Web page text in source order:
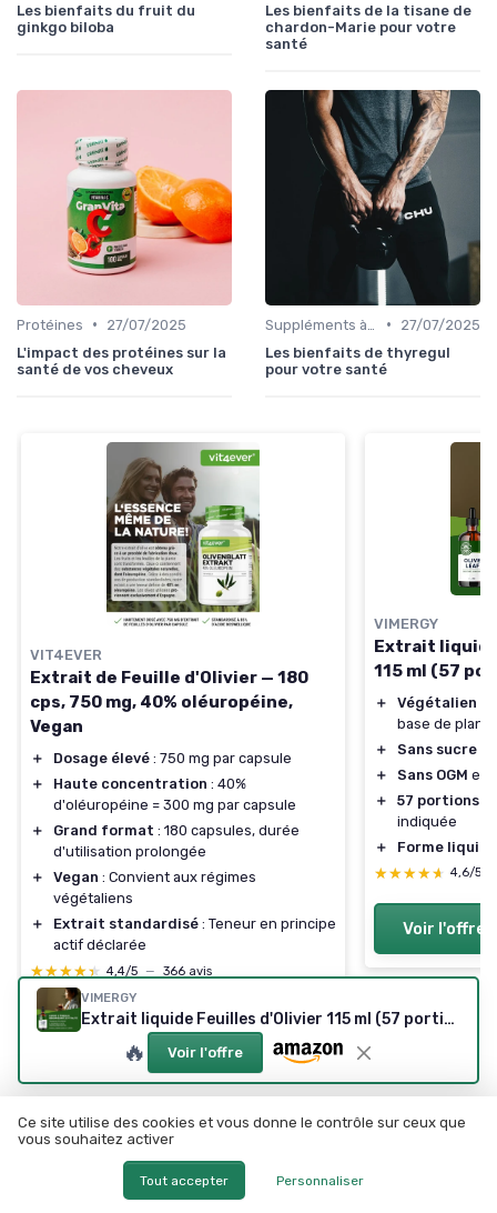
Les bienfaits du fruit du
ginkgo biloba
Les bienfaits de la tisane de
chardon-Marie pour votre
santé
Protéines •
27/07/2025
L'impact des protéines sur la
santé de vos cheveux
•
27/07/2025
Les bienfaits de thyregul
pour votre santé
VIT4EVER
Extrait de Feuille d'Olivier — 180
cps, 750 mg, 40% oléuropéine,
Vegan
＋ Dosage élevé : 750 mg par capsule
＋
Haute concentration : 40%
d'oléuropéine = 300 mg par capsule
＋
Grand format : 180 capsules, durée
d'utilisation prolongée
＋
Vegan : Convient aux régimes
végétaliens
＋
Extrait standardisé : Teneur en principe
actif déclarée
★★★★★
★★★★★ 4,4/5 — 366 avis
Voir l'offre
VIMERGY
Extrait
115 ml (57
＋ Végétalien
base de
＋
Sans sucre
＋
Sans OGM et
＋
57 portions
indiquée
＋
Forme liquide
★★★★★
★★★★★ 4,6/5
Voir l'offre
VIMERGY
Extrait liquide Feuilles d'Olivier 115 ml (57 portions)
🔥 Voir l'offre
Les articles par date
Ce site utilise des cookies et vous donne le contrôle sur ceux que
vous souhaitez activer
Tout accepter Personnaliser